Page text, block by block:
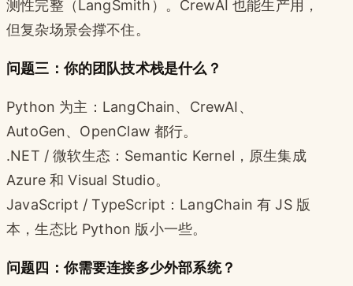
测性完整（LangSmith）。CrewAI 也能生产用，
但复杂场景会撑不住。
问题三：你的团队技术栈是什么？
Python 为主：LangChain、CrewAI、
AutoGen、OpenClaw 都行。
.NET / 微软生态：Semantic Kernel，原生集成
Azure 和 Visual Studio。
JavaScript / TypeScript：LangChain 有 JS 版
本，生态比 Python 版小一些。
问题四：你需要连接多少外部系统？